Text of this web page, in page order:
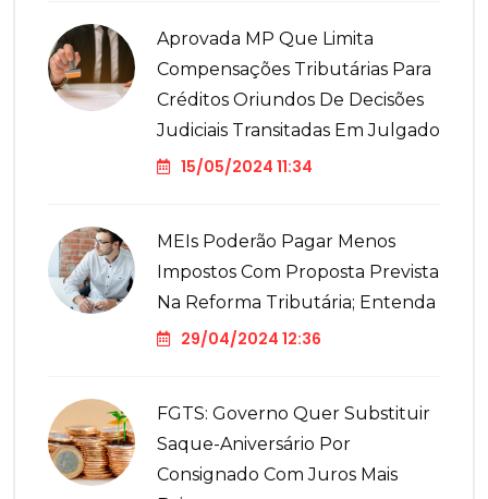
Aprovada MP Que Limita
Compensações Tributárias Para
Créditos Oriundos De Decisões
Judiciais Transitadas Em Julgado
15/05/2024 11:34
MEIs Poderão Pagar Menos
Impostos Com Proposta Prevista
Na Reforma Tributária; Entenda
29/04/2024 12:36
FGTS: Governo Quer Substituir
Saque-Aniversário Por
Consignado Com Juros Mais